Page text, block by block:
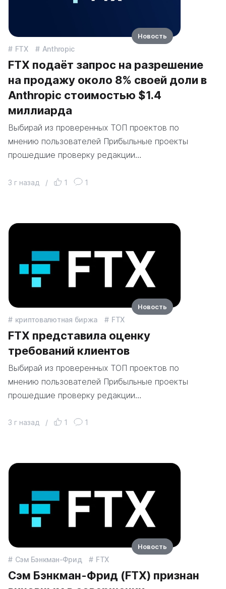
FTX Anthropic
FTX подаёт запрос на разрешение
на продажу около 8% своей доли в
Anthropic стоимостью $1.4
миллиарда
Выбирай из проверенных ТОП проектов по
мнению пользователей Прибыльные проекты
прошедшие проверку редакции…
3 г назад / 1 1
Новость
криптовалютная биржа FTX
FTX представила оценку
требований клиентов
Выбирай из проверенных ТОП проектов по
мнению пользователей Прибыльные проекты
прошедшие проверку редакции…
3 г назад / 1 1
Новость
Сэм Бэнкман-Фрид FTX
Сэм Бэнкман-Фрид (FTX) признан
Новость